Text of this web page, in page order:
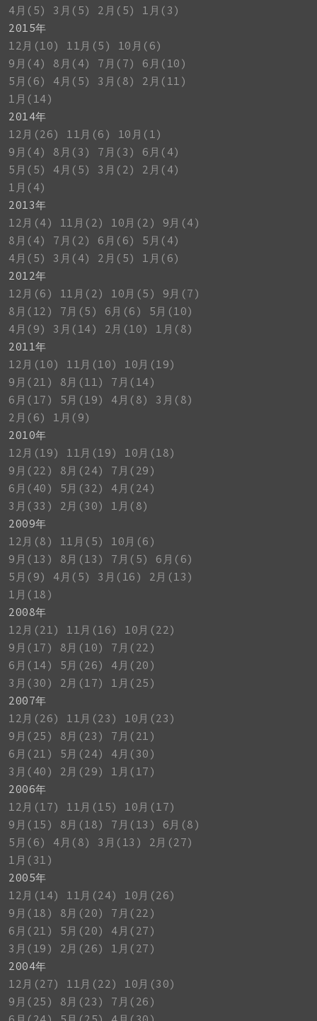
4月(5)
3月(5) 2月(5)
1月(3)
2015年
12月(10)
11月(5)
10月(6)
9月(4)
8月(4) 7月(7)
6月(10)
5月(6)
4月(5) 3月(8)
2月(11)
1月(14)
2014年
12月(26)
11月(6)
10月(1)
9月(4)
8月(3) 7月(3)
6月(4)
5月(5)
4月(5) 3月(2)
2月(4)
1月(4)
2013年
12月(4)
11月(2) 10月(2)
9月(4)
8月(4)
7月(2) 6月(6)
5月(4)
4月(5)
3月(4) 2月(5)
1月(6)
2012年
12月(6)
11月(2) 10月(5)
9月(7)
8月(12)
7月(5) 6月(6)
5月(10)
4月(9)
3月(14) 2月(10)
1月(8)
2011年
12月(10)
11月(10)
10月(19)
9月(21)
8月(11)
7月(14)
6月(17)
5月(19) 4月(8)
3月(8)
2月(6)
1月(9)
2010年
12月(19)
11月(19)
10月(18)
9月(22)
8月(24)
7月(29)
6月(40)
5月(32)
4月(24)
3月(33)
2月(30)
1月(8)
2009年
12月(8)
11月(5)
10月(6)
9月(13)
8月(13) 7月(5)
6月(6)
5月(9)
4月(5) 3月(16)
2月(13)
1月(18)
2008年
12月(21)
11月(16)
10月(22)
9月(17)
8月(10)
7月(22)
6月(14)
5月(26)
4月(20)
3月(30)
2月(17)
1月(25)
2007年
12月(26)
11月(23)
10月(23)
9月(25)
8月(23)
7月(21)
6月(21)
5月(24)
4月(30)
3月(40)
2月(29)
1月(17)
2006年
12月(17)
11月(15)
10月(17)
9月(15)
8月(18) 7月(13)
6月(8)
5月(6)
4月(8) 3月(13)
2月(27)
1月(31)
2005年
12月(14)
11月(24)
10月(26)
9月(18)
8月(20)
7月(22)
6月(21)
5月(20)
4月(27)
3月(19)
2月(26)
1月(27)
2004年
12月(27)
11月(22)
10月(30)
9月(25)
8月(23)
7月(26)